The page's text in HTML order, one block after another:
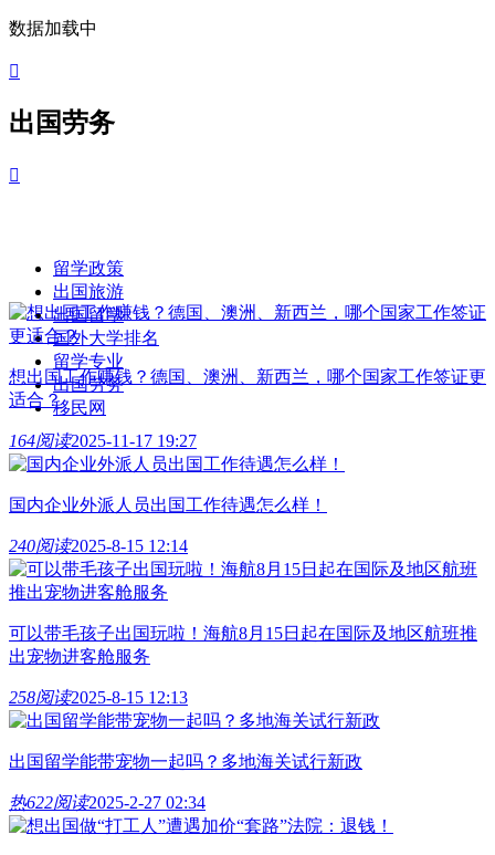
数据加载中

出国劳务

留学政策
出国旅游
出国留学
国外大学排名
留学专业
出国劳务
移民网
想出国工作赚钱？德国、澳洲、新西兰，哪个国家工作签证更
适合？
164阅读2025-11-17 19:27
国内企业外派人员出国工作待遇怎么样！
240阅读2025-8-15 12:14
可以带毛孩子出国玩啦！海航8月15日起在国际及地区航班推
出宠物进客舱服务
258阅读2025-8-15 12:13
出国留学能带宠物一起吗？多地海关试行新政
热622阅读2025-2-27 02:34